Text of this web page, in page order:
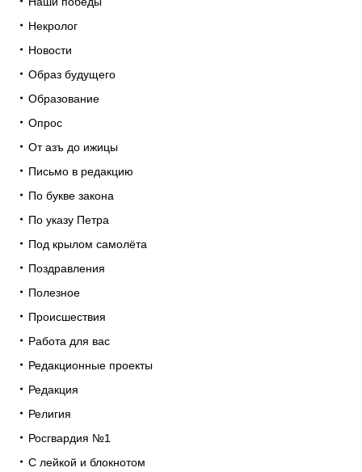
Некролог
Новости
Образ будущего
Образование
Опрос
От азъ до ижицы
Письмо в редакцию
По букве закона
По указу Петра
Под крылом самолёта
Поздравления
Полезное
Происшествия
Работа для вас
Редакционные проекты
Редакция
Религия
Росгвардия №1
С лейкой и блокнотом